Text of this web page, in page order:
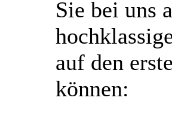
Sie bei uns
auf den
können: